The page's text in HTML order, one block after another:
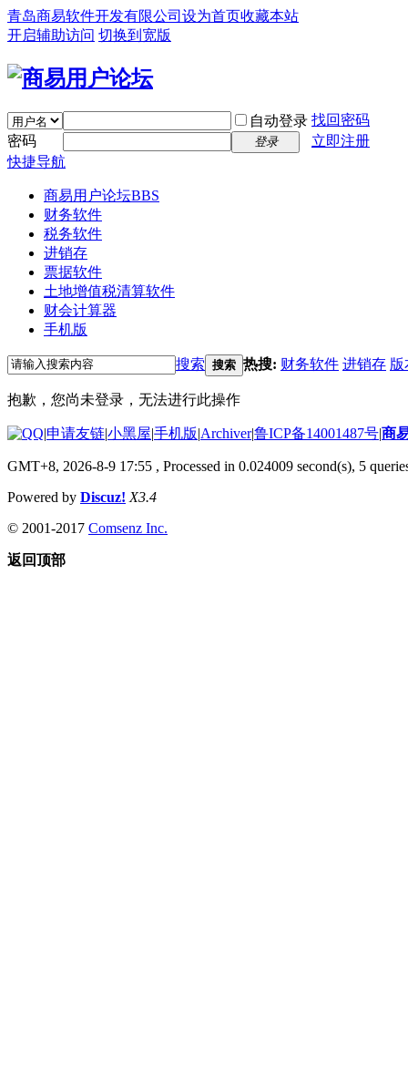
青岛商易软件开发有限公司 设为首页收藏本站
开启辅助访问 切换到宽版
自动登录 找回密码
密码
登录
立即注册
快捷导航
商易用户论坛BBS
财务软件
税务软件
进销存
票据软件
土地增值税清算软件
财会计算器
手机版
搜索 搜索 热搜: 财务软件 进销存 版
抱歉，您尚未登录，无法进行此操作
|申请友链|小黑屋|手机版|Archiver|鲁ICP备14001487号|商
GMT+8, 2026-8-9 17:55 , Processed in 0.024009 second(s), 5
Powered by Discuz! X3.4
© 2001-2017 Comsenz Inc.
返回顶部